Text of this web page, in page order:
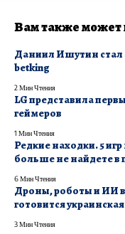
Вам также может
Даниил Ишутин
betking
2 Мин Чтения
LG представила
геймеров
1 Мин Чтения
Редкие находки. 5
больше не найдете в
6 Мин Чтения
Дроны, роботы и ИИ в
готовится
3 Мин Чтения